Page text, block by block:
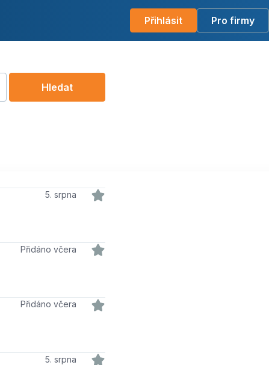
Přihlásit Pro firmy
Hledat
5. srpna
Přidáno včera
Přidáno včera
5. srpna